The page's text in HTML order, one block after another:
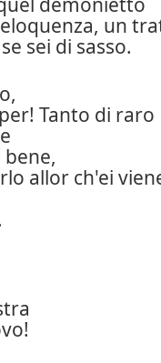
un
sei di sasso.
Tanto di raro
allor ch'ei